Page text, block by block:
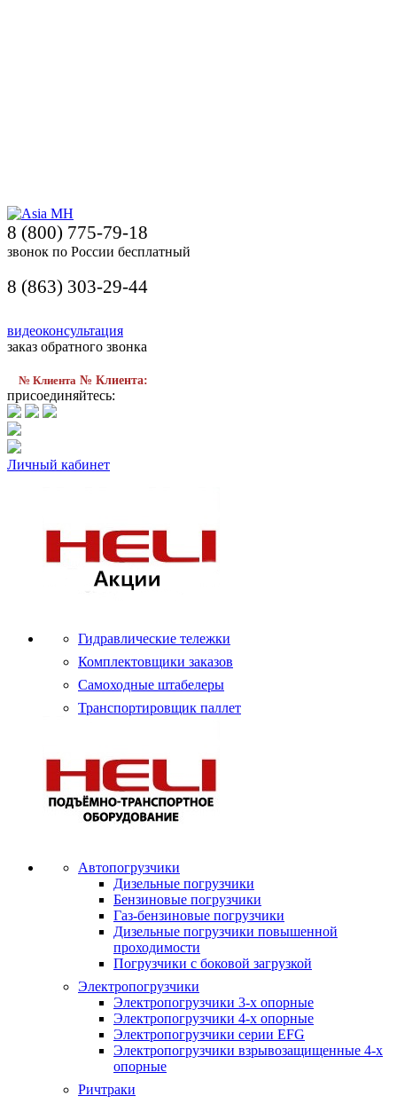
8 (800) 775-79-18
звонок по России бесплатный
8 (863) 303-29-44
видеоконсультация
заказ обратного звонка
№ Клиента № Клиента:
присоединяйтесь:
Личный кабинет
Гидравлические тележки
Комплектовщики заказов
Самоходные штабелеры
Транспортировщик паллет
Автопогрузчики
Дизельные погрузчики
Бензиновые погрузчики
Газ-бензиновые погрузчики
Дизельные погрузчики повышенной
проходимости
Погрузчики с боковой загрузкой
Электропогрузчики
Электропогрузчики 3-х опорные
Электропогрузчики 4-х опорные
Электропогрузчики серии EFG
Электропогрузчики взрывозащищенные 4-х
опорные
Ричтраки